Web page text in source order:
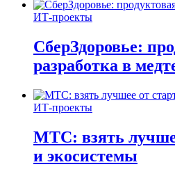
ИТ-проекты
СберЗдоровье:
разработка в
ИТ-проекты
МТС: взять
и экосистемы